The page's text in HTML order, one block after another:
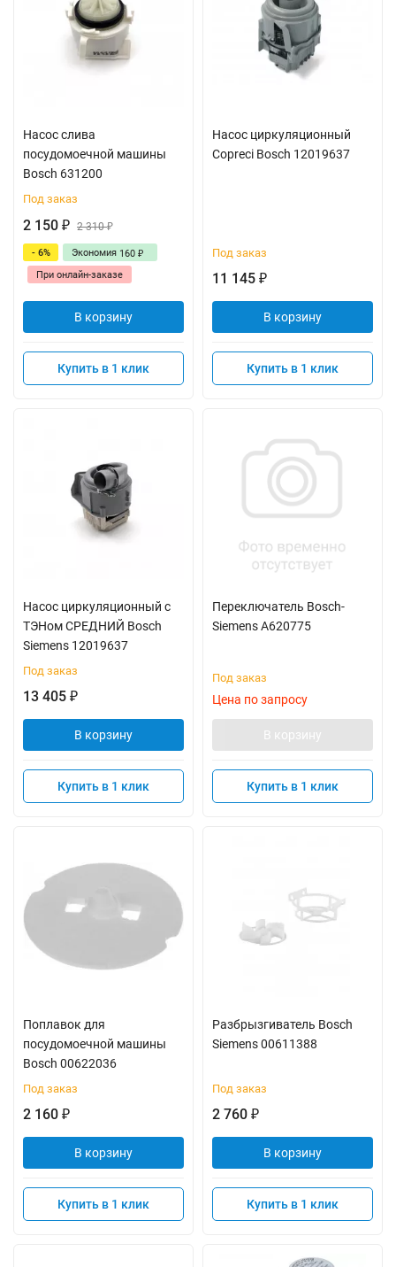
Насос слива
посудомоечной машины
Bosch 631200
Под заказ
2 150 ₽ 2 310₽
- 6% Экономия 160 ₽
При онлайн-заказе
В корзину
Купить в 1 клик
Насос циркуляционный
Copreci Bosch 12019637
Под заказ
11 145 ₽
В корзину
Купить в 1 клик
Насос циркуляционный с
ТЭНом СРЕДНИЙ Bosch
Siemens 12019637
Под заказ
13 405 ₽
В корзину
Купить в 1 клик
Переключатель Bosch-
Siemens A620775
Под заказ
Цена по запросу
В корзину
Купить в 1 клик
Поплавок для
посудомоечной машины
Bosch 00622036
Под заказ
2 160 ₽
В корзину
Купить в 1 клик
Разбрызгиватель Bosch
Siemens 00611388
Под заказ
2 760 ₽
В корзину
Купить в 1 клик